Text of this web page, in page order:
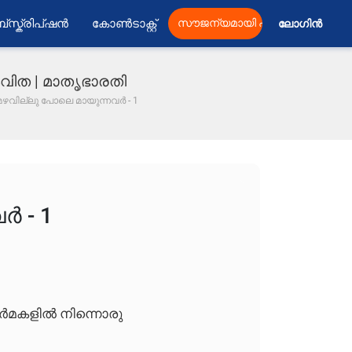
കോൺടാക്റ്റ് സൗജന്യമായി ലോഗിൻ
കവിത | മാതൃഭാരതി
പോലെ മായുന്നവർ - 1
- 1
നിന്നൊരു